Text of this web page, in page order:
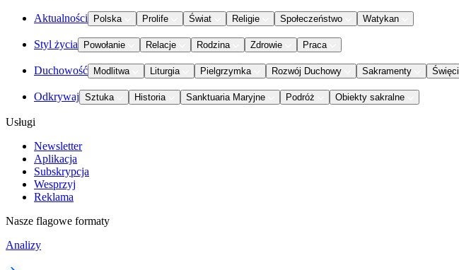
Aktualności Polska Prolife Świat Religie Społeczeństwo Watykan
Styl życia Powołanie Relacje Rodzina Zdrowie Praca
Duchowość Modlitwa Liturgia Pielgrzymka Rozwój Duchowy Sakramenty Święci
Odkrywaj Sztuka Historia Sanktuaria Maryjne Podróż Obiekty sakralne
Usługi
Newsletter
Aplikacja
Subskrypcja
Wesprzyj
Reklama
Nasze flagowe formaty
Analizy